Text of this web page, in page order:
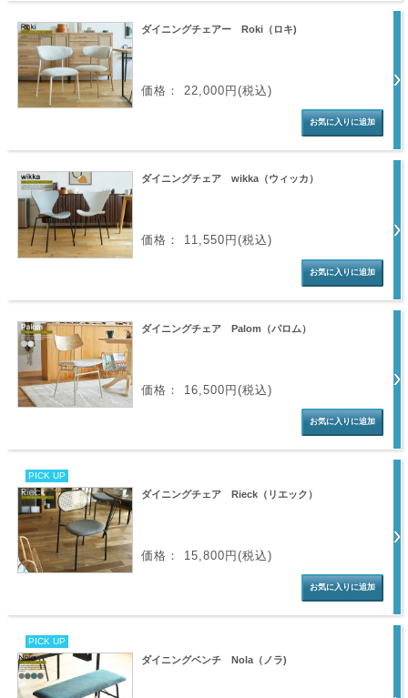
ダイニングチェアー Roki（ロキ)
価格： 22,000円(税込)
ダイニングチェア wikka（ウィッカ）
価格： 11,550円(税込)
ダイニングチェア Palom（パロム）
価格： 16,500円(税込)
PICK UP
ダイニングチェア Rieck（リエック）
価格： 15,800円(税込)
PICK UP
ダイニングベンチ Nola（ノラ)